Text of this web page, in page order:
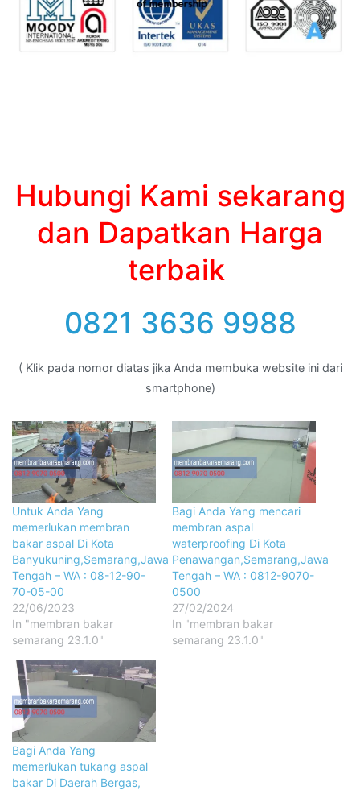
Hubungi Kami sekarang
dan Dapatkan Harga
terbaik
0821 3636 9988
( Klik pada nomor diatas jika Anda membuka website ini dari
smartphone)
Untuk Anda Yang
memerlukan membran
bakar aspal Di Kota
Banyukuning,Semarang,Jawa
Tengah – WA : 08-12-90-
70-05-00
22/06/2023
In "membran bakar
semarang 23.1.0"
Bagi Anda Yang mencari
membran aspal
waterproofing Di Kota
Penawangan,Semarang,Jawa
Tengah – WA : 0812-9070-
0500
27/02/2024
In "membran bakar
semarang 23.1.0"
Bagi Anda Yang
memerlukan tukang aspal
bakar Di Daerah Bergas,